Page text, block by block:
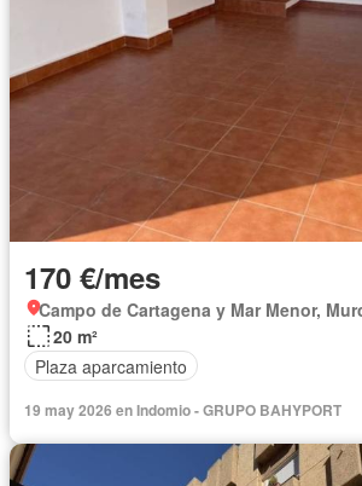
170 €/mes
Campo de Cartagena y Mar Menor,
20 m²
Plaza aparcamiento
19 may 2026 en Indomio - GRUPO BAHYPORT